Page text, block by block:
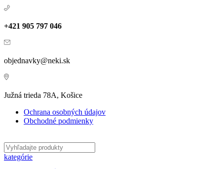
+421 905 797 046
objednavky@neki.sk
Južná trieda 78A, Košice
Ochrana osobných údajov
Obchodné podmienky
kategórie